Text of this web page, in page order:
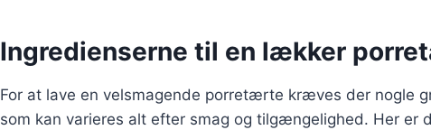
Ingredienserne til en lækker
For at lave en velsmagende porretærte kræves der nogle
som kan varieres alt efter smag og tilgængelighed. Her er